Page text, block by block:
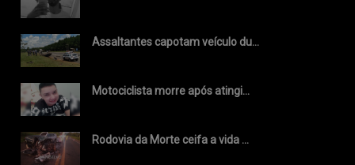
Assaltantes capotam veículo du...
Motociclista morre após atingi...
Rodovia da Morte ceifa a vida ...